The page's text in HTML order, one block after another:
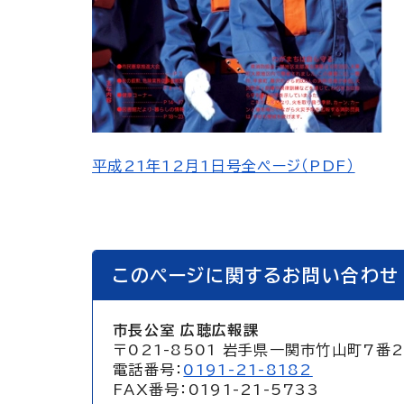
平成21年12月1日号全ページ（PDF）
このページに関するお問い合わせ
市長公室 広聴広報課
〒021-8501 岩手県一関市竹山町7番
電話番号： 0191-21-8182
FAX番号：0191-21-5733